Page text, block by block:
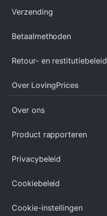
Verzending
Betaalmethoden
Retour- en restitutiebeleid
Over LovingPrices
Over ons
Product rapporteren
Privacybeleid
Cookiebeleid
Cookie-instellingen